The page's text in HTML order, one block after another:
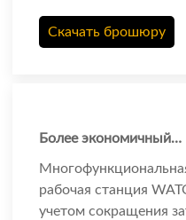
Скачать брошюру
Более экономичный…
рабочая станция
учетом сокращения